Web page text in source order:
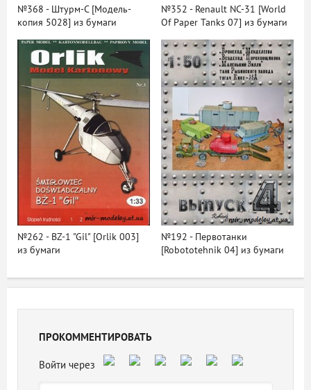
№368 - Штурм-С [Модель-
копия 5028] из бумаги
№352 - Renault NC-31 [World
Of Paper Tanks 07] из бумаги
№262 - BZ-1 "Gil" [Orlik 003]
из бумаги
№192 - Первотанки
[Robototehnik 04] из бумаги
ПРОКОММЕНТИРОВАТЬ